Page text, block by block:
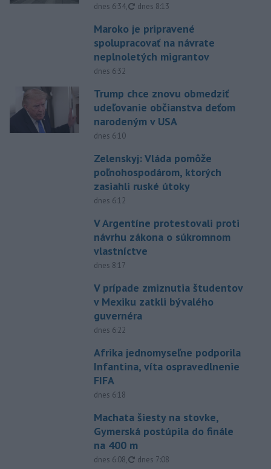
dnes 6:34, aktualizované
dnes 8:13
Maroko je pripravené
spolupracovať na návrate
neplnoletých migrantov
dnes 6:32
Trump chce znovu obmedziť
udeľovanie občianstva deťom
narodeným v USA
dnes 6:10
Zelenskyj: Vláda pomôže
poľnohospodárom, ktorých
zasiahli ruské útoky
dnes 6:12
V Argentíne protestovali proti
návrhu zákona o súkromnom
vlastníctve
dnes 8:17
V prípade zmiznutia študentov
v Mexiku zatkli bývalého
guvernéra
dnes 6:22
Afrika jednomyseľne podporila
Infantina, víta ospravedlnenie
FIFA
dnes 6:18
Machata šiesty na stovke,
Gymerská postúpila do finále
na 400 m
dnes 6:08, aktualizované
dnes 7:08